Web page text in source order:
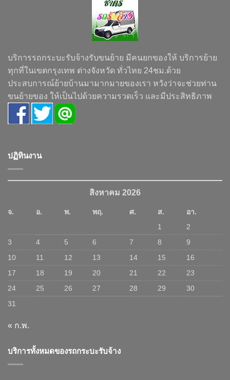
บริการรถกระบะรับจ้างรับขนย้าย มีคนยกของให้ บริการย้าย
ทุกที่ในเขตกรุงเทพ ต่างจังหวัด ทั่วไทย 24ชม.ด้วย
ประสบการณ์ย้ายบ้านมามากมายของเรา หวังว่าจะช่วยท่าน
ขนย้ายของ ให้เป็นไปด้วยความรวดเร็ว และมีประสิทธิภาพ
ปฏิทินงาน
สิงหาคม 2026
จ. อ. พ. พฤ. ศ. ส.
อา.
1
2
3
4 5 6 7 8
9
10
11 12 13 14 15
16
17
18 19 20 21 22
23
24
25 26 27 28 29
30
31
« ก.พ.
บริการทั้งหมดของรถกระบะรับจ้าง